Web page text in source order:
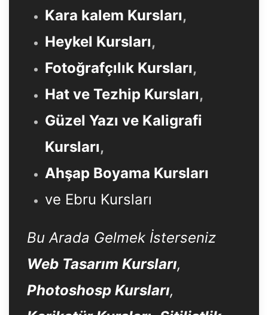
Kara kalem Kursları,
Heykel Kursları,
Fotoğrafçılık Kursları,
Hat ve Tezhip Kursları,
Güzel Yazı ve Kaligrafi
Kursları,
Ahşap Boyama Kursları
ve Ebru Kursları
Bu Arada Gelmek İsterseniz
Web Tasarım Kursları,
Photoshosp Kursları,